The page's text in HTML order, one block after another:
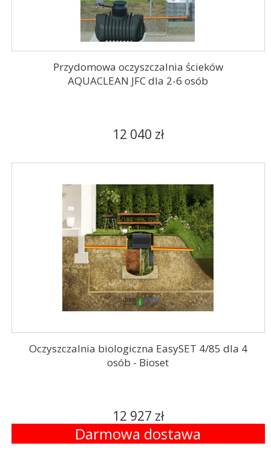
Przydomowa oczyszczalnia ścieków
AQUACLEAN JFC dla 2-6 osób
12 040 zł
Oczyszczalnia biologiczna EasySET 4/85 dla 4
osób - Bioset
12 927 zł
Darmowa dostawa